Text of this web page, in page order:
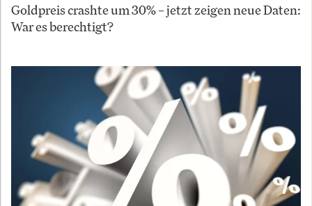
Goldpreis crashte um 30% – jetzt zeigen neue Daten:
War es berechtigt?